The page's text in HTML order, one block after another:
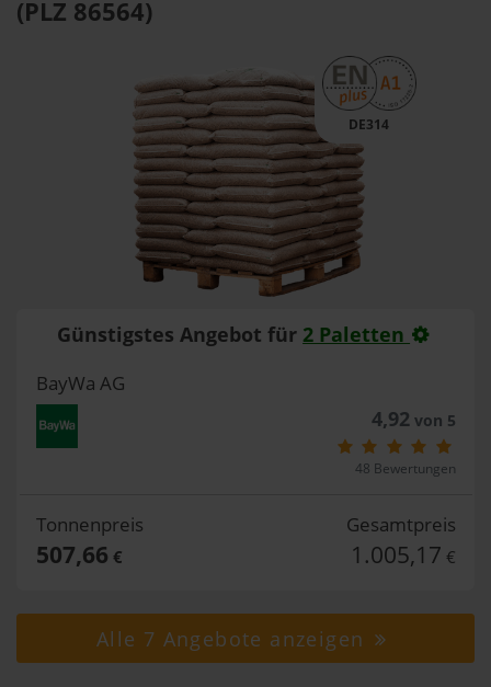
(PLZ 86564)
DE314
Günstigstes Angebot für 2 Paletten
BayWa AG
4,92von 5
48 Bewertungen
Tonnenpreis
507,66 €
Gesamtpreis
1.005,17 €
Alle 7 Angebote anzeigen